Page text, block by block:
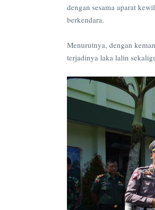
dengan sesama aparat
berkendara.
Menurutnya, dengan
terjadinya laka lalin